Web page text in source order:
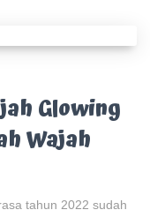
Glowing
Wajah
tahun 2022 sudah